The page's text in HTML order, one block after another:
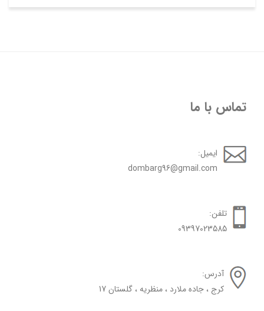
تماس با ما
ایمیل:
dombarg96@gmail.com
تلفن:
09397023585
آدرس:
کرج ، جاده ملارد ، منظریه ، گلستان 17